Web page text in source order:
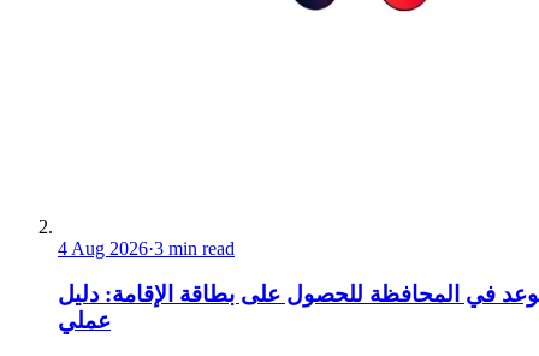
4 Aug 2026·3 min read
في المحافظة للحصول على بطاقة الإقامة: دليل
عملي